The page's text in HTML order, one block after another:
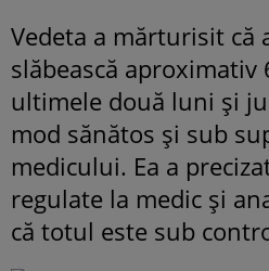
Vedeta a mărturisit că
slăbească aproximativ
ultimele două luni și
mod sănătos și sub
medicului. Ea a
regulate la medic și
că totul este sub